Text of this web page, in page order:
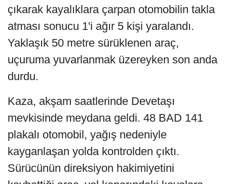
çıkarak kayalıklara çarpan otomobilin takla
atması sonucu 1'i ağır 5 kişi yaralandı.
Yaklaşık 50 metre sürüklenen araç,
uçuruma yuvarlanmak üzereyken son anda
durdu.
Kaza, akşam saatlerinde Devetaşı
mevkisinde meydana geldi. 48 BAD 141
plakalı otomobil, yağış nedeniyle
kayganlaşan yolda kontrolden çıktı.
Sürücünün direksiyon hakimiyetini